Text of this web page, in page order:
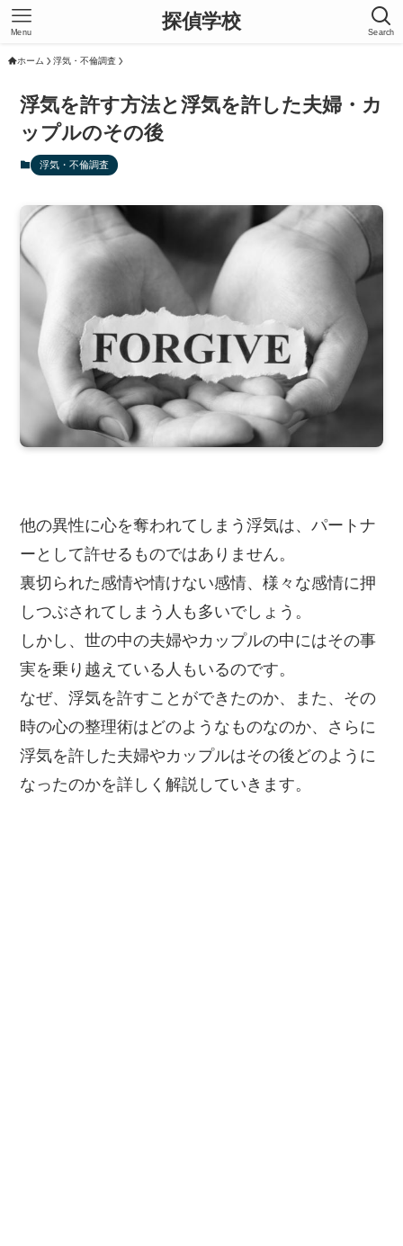
探偵学校 Search
Menu
ホーム 浮気・不倫調査
浮気を許す方法と浮気を許した夫婦・カ
ップルのその後
浮気・不倫調査
他の異性に心を奪われてしまう浮気は、パートナ
ーとして許せるものではありません。
裏切られた感情や情けない感情、様々な感情に押
しつぶされてしまう人も多いでしょう。
しかし、世の中の夫婦やカップルの中にはその事
実を乗り越えている人もいるのです。
なぜ、浮気を許すことができたのか、また、その
時の心の整理術はどのようなものなのか、さらに
浮気を許した夫婦やカップルはその後どのように
なったのかを詳しく解説していきます。